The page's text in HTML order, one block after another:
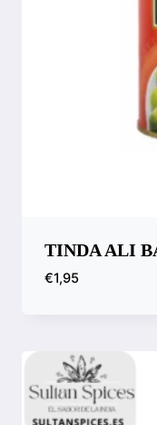
TINDA ALI
€1,95